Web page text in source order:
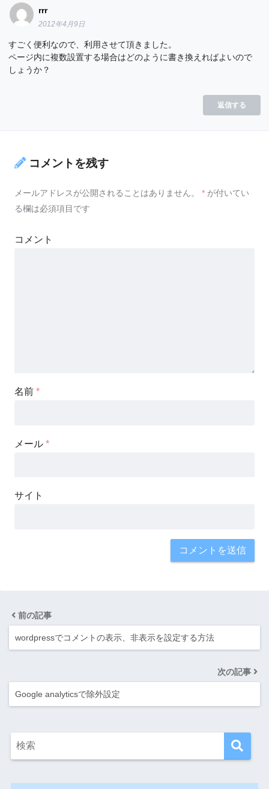
rrr
2012年4月9日
すごく便利なので、利用させて頂きました。
ページ内に複数設置する場合はどのように書き換えればよいので
しょうか？
返信する
コメントを残す
メールアドレスが公開されることはありません。 * が付いてい
る欄は必須項目です
コメント
名前 *
メール *
サイト
前の記事
wordpressでコメントの表示、非表示を設定する方法
次の記事
Google analyticsで除外設定